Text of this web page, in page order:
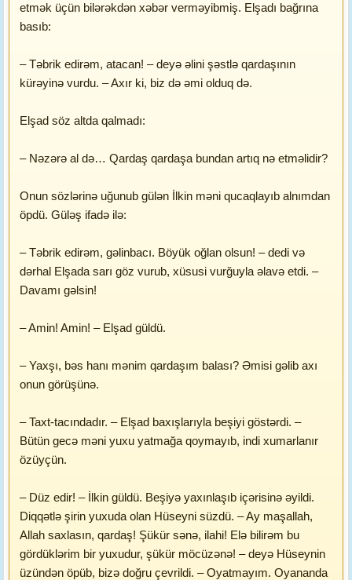
etmək üçün bilərəkdən xəbər verməyibmiş. Elşadı bağrına
basıb:
– Təbrik edirəm, atacan! – deyə əlini şəstlə qardaşının
kürəyinə vurdu. – Axır ki, biz də əmi olduq də.
Elşad söz altda qalmadı:
– Nəzərə al də… Qardaş qardaşa bundan artıq nə etməlidir?
Onun sözlərinə uğunub gülən İlkin məni qucaqlayıb alnımdan
öpdü. Güləş ifadə ilə:
– Təbrik edirəm, gəlinbacı. Böyük oğlan olsun! – dedi və
dərhal Elşada sarı göz vurub, xüsusi vurğuyla əlavə etdi. –
Davamı gəlsin!
– Amin! Amin! – Elşad güldü.
– Yaxşı, bəs hanı mənim qardaşım balası? Əmisi gəlib axı
onun görüşünə.
– Taxt-tacındadır. – Elşad baxışlarıyla beşiyi göstərdi. –
Bütün gecə məni yuxu yatmağa qoymayıb, indi xumarlanır
özüyçün.
– Düz edir! – İlkin güldü. Beşiyə yaxınlaşıb içərisinə əyildi.
Diqqətlə şirin yuxuda olan Hüseyni süzdü. – Ay maşallah,
Allah saxlasın, qardaş! Şükür sənə, ilahi! Elə bilirəm bu
gördüklərim bir yuxudur, şükür möcüzənə! – deyə Hüseynin
üzündən öpüb, bizə doğru çevrildi. – Oyatmayım. Oyananda